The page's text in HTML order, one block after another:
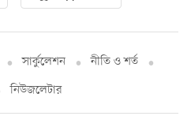
সার্কুলেশন
নীতি ও শর্ত
নিউজলেটার